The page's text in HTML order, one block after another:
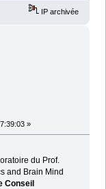
IP archivée
»
du Prof.
and Brain Mind
Conseil